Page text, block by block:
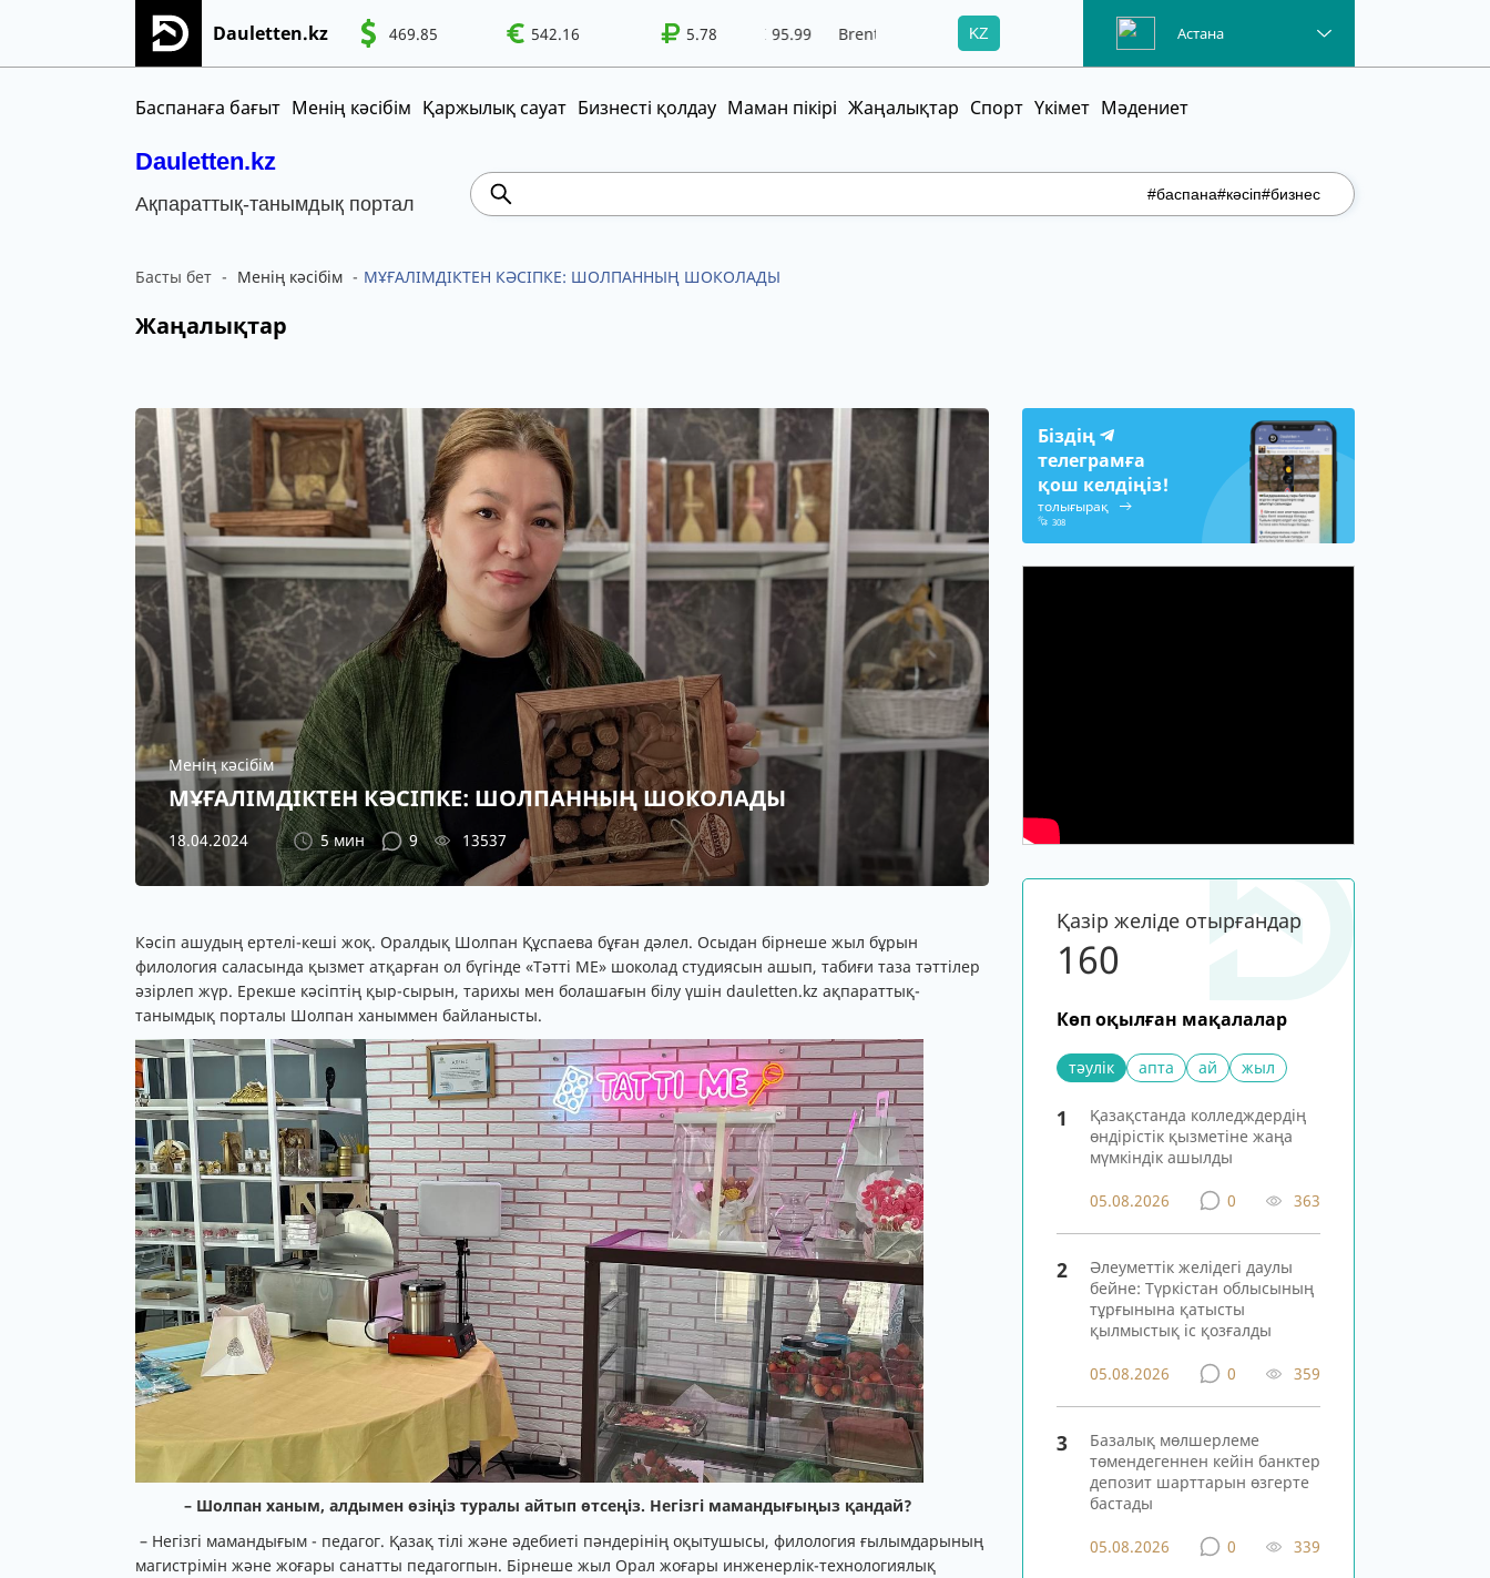
Dauletten.kz 469.85 542.16 5.78
95.99 Brent WTI 95.99 Brent 100.41 KZ Астана
Баспанаға бағыт Менің кәсібім Қаржылық сауат Бизнесті қолдау Маман пікірі Жаңалықтар Спорт Үкімет Мәдениет
Dauletten.kz
Ақпараттық-танымдық портал #баспана#кәсіп#бизнес
Сіздің өтінішіңіз сәтті жіберілді, Рақмет!
Басты бет Менің кәсібім МҰҒАЛІМДІКТЕН КӘСІПКЕ: ШОЛПАННЫҢ ШОКОЛАДЫ
Жаңалықтар
Менің кәсібім
МҰҒАЛІМДІКТЕН КӘСІПКЕ: ШОЛПАННЫҢ ШОКОЛАДЫ
18.04.2024 5 мин 9 13537
Кәсіп ашудың ертелі-кеші жоқ. Оралдық Шолпан Құспаева бұған дәлел. Осыдан бірнеше жыл бұрын
филология саласында қызмет атқарған ол бүгінде «Тәтті МЕ» шоколад студиясын ашып, табиғи таза тәттілер
әзірлеп жүр. Ерекше кәсіптің қыр-сырын, тарихы мен болашағын білу үшін dauletten.kz ақпараттық-
танымдық порталы Шолпан ханыммен байланысты.
– Шолпан ханым, алдымен өзіңіз туралы айтып өтсеңіз. Негізгі мамандығыңыз қандай?
– Негізгі мамандығым - педагог. Қазақ тілі және әдебиеті пәндерінің оқытушысы, филология ғылымдарының
магистрімін және жоғары санатты педагогпын. Бірнеше жыл Орал жоғары инженерлік-технологиялық
Біздің
телеграмға
қош келдіңіз!
толығырақ
308
Қазір желіде отырғандар
161
Көп оқылған мақалалар
тәулік апта ай жыл
1
Қазақстанда колледждердің
өндірістік қызметіне жаңа
мүмкіндік ашылды
05.08.2026 0 363
2
Әлеуметтік желідегі даулы
бейне: Түркістан облысының
тұрғынына қатысты
қылмыстық іс қозғалды
05.08.2026 0 359
3
Базалық мөлшерлеме
төмендегеннен кейін банктер
депозит шарттарын өзгерте
бастады
05.08.2026 0 339